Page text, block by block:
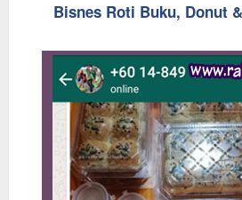
Bisnes Roti Buku, Donut